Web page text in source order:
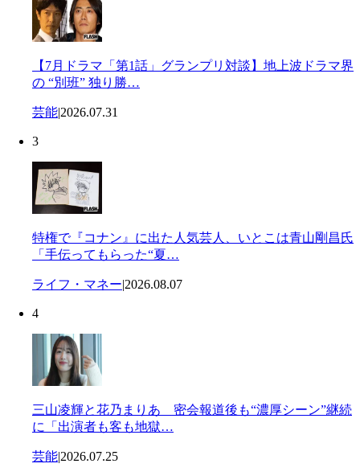
【7月ドラマ「第1話」グランプリ対談】地上波ドラマ界
の “別班” 独り勝…
芸能|2026.07.31
3
特権で『コナン』に出た人気芸人、いとこは青山剛昌氏
「手伝ってもらった“夏…
ライフ・マネー|2026.08.07
4
三山凌輝と花乃まりあ 密会報道後も“濃厚シーン”継続
に「出演者も客も地獄…
芸能|2026.07.25